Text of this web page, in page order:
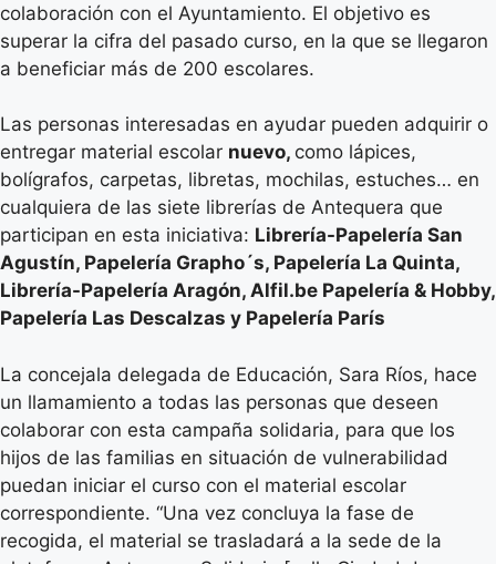
colaboración con el Ayuntamiento. El objetivo es
superar la cifra del pasado curso, en la que se llegaron
a beneficiar más de 200 escolares.
Las personas interesadas en ayudar pueden adquirir o
entregar material escolar nuevo, como lápices,
bolígrafos, carpetas, libretas, mochilas, estuches… en
cualquiera de las siete librerías de Antequera que
participan en esta iniciativa: Librería-Papelería San
Agustín, Papelería Grapho´s, Papelería La Quinta,
Librería-Papelería Aragón, Alfil.be Papelería & Hobby,
Papelería Las Descalzas y Papelería París
La concejala delegada de Educación, Sara Ríos, hace
un llamamiento a todas las personas que deseen
colaborar con esta campaña solidaria, para que los
hijos de las familias en situación de vulnerabilidad
puedan iniciar el curso con el material escolar
correspondiente. “Una vez concluya la fase de
recogida, el material se trasladará a la sede de la